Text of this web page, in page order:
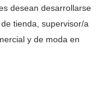
desean desarrollarse
tienda, supervisor/a
y de moda en